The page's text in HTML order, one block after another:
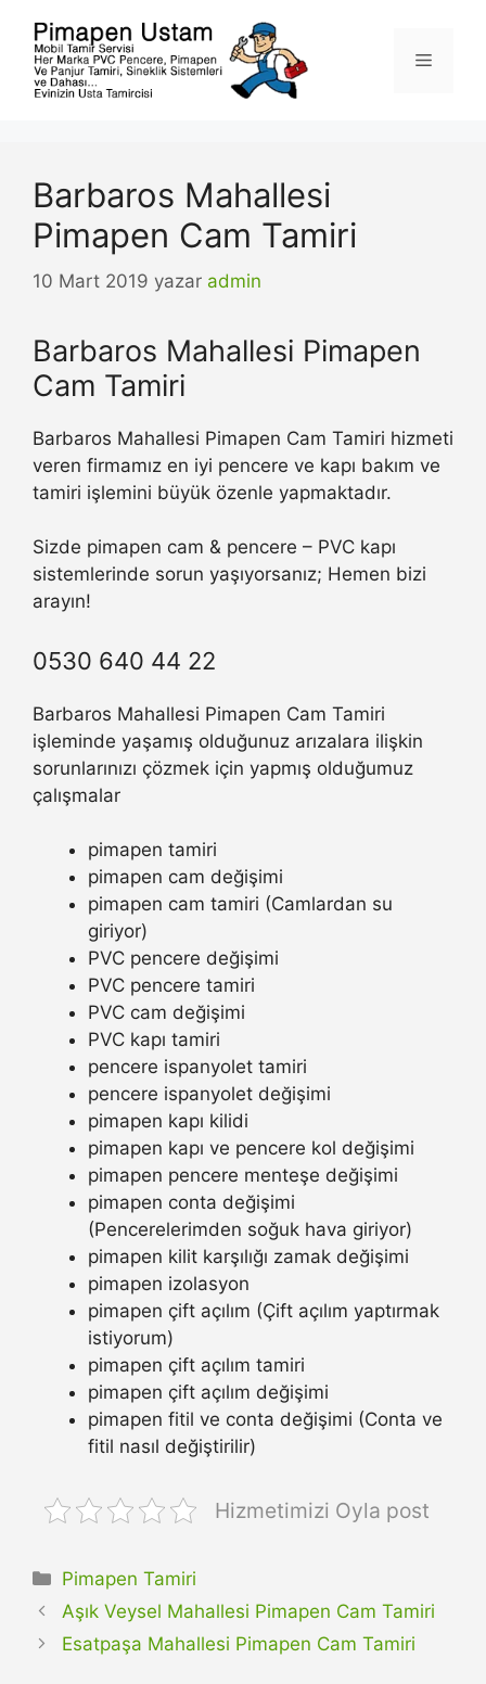
Menü
Barbaros Mahallesi
Pimapen Cam Tamiri
10 Mart 2019 yazar admin
Barbaros Mahallesi Pimapen
Cam Tamiri
Barbaros Mahallesi Pimapen Cam Tamiri hizmeti
veren firmamız en iyi pencere ve kapı bakım ve
tamiri işlemini büyük özenle yapmaktadır.
Sizde pimapen cam & pencere – PVC kapı
sistemlerinde sorun yaşıyorsanız; Hemen bizi
arayın!
0530 640 44 22
Barbaros Mahallesi Pimapen Cam Tamiri
işleminde yaşamış olduğunuz arızalara ilişkin
sorunlarınızı çözmek için yapmış olduğumuz
çalışmalar
pimapen tamiri
pimapen cam değişimi
pimapen cam tamiri (Camlardan su
giriyor)
PVC pencere değişimi
PVC pencere tamiri
PVC cam değişimi
PVC kapı tamiri
pencere ispanyolet tamiri
pencere ispanyolet değişimi
pimapen kapı kilidi
pimapen kapı ve pencere kol değişimi
pimapen pencere menteşe değişimi
pimapen conta değişimi
(Pencerelerimden soğuk hava giriyor)
pimapen kilit karşılığı zamak değişimi
pimapen izolasyon
pimapen çift açılım (Çift açılım yaptırmak
istiyorum)
pimapen çift açılım tamiri
pimapen çift açılım değişimi
pimapen fitil ve conta değişimi (Conta ve
fitil nasıl değiştirilir)
Hizmetimizi Oyla post
Kategoriler
Pimapen Tamiri
Aşık Veysel Mahallesi Pimapen Cam Tamiri
Esatpaşa Mahallesi Pimapen Cam Tamiri